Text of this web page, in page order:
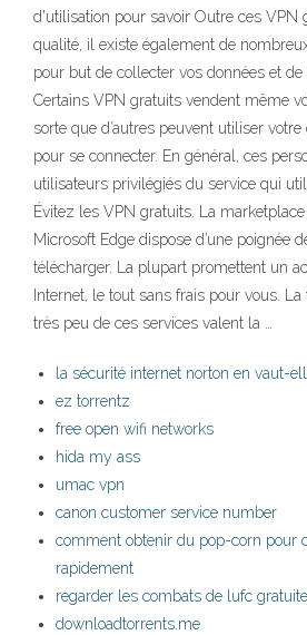
d'utilisation pour savoir Outre ces VPN
qualité, il existe également de
pour but de collecter vos données et de
Certains VPN gratuits vendent même
sorte que d’autres peuvent utiliser
pour se connecter. En général, ces
utilisateurs privilégiés du service qui
Évitez les VPN gratuits. La marketplace
Microsoft Edge dispose d’une poignée
télécharger. La plupart promettent un
Internet, le tout sans frais pour vous. La
très peu de ces services valent la …
la sécurité internet norton en vaut-
ez torrentz
free open wifi networks
hida my ass
umac vpn
canon customer service number
comment obtenir du pop-corn pour
rapidement
regarder les combats de lufc
downloadtorrents.me